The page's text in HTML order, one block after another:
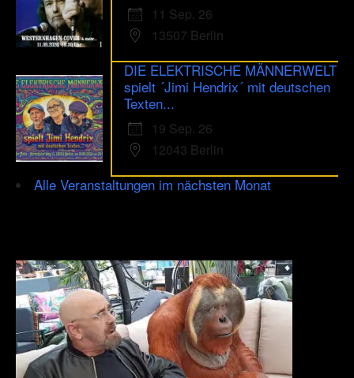
11 Sep. 26
13507 Berlin
DIE ELEKTRISCHE MÄNNERWELT
spielt ´Jimi Hendrix´ mit deutschen
Texten...
19 Sep. 26
12043 Berlin
Alle Veranstaltungen im nächsten Monat